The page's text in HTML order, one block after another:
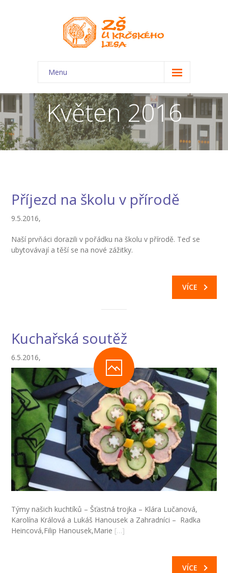
Menu
O škole
-- Charakteristika školy
-- Plán školního roku
-- Úřední deska
-- Inspekční zpráva
-- Školní poradenské pracoviště
---- Výchovný poradce
---- Speciální pedagog
---- Metodik prevence
---- Školní psycholog
---- Koordinátor vzdělávání cizinců
-- Co škola nabízí
Květen 2016
Příjezd na školu v přírodě
9.5.2016,
Naší prvňáci dorazili v pořádku na školu v přírodě. Teď se
ubytovávají a těší se na nové zážitky.
VÍCE
Kuchařská soutěž
6.5.2016,
Týmy našich kuchtíků – Šťastná trojka – Klára Lučanová,
Karolína Králová a Lukáš Hanousek a Zahradníci – Radka
Heincová,Filip Hanousek,Marie […]
VÍCE